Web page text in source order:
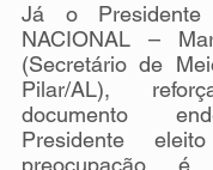
Já o Presidente
NACIONAL –
(Secretário de
Pilar/AL),
documento
Presidente
preocupação